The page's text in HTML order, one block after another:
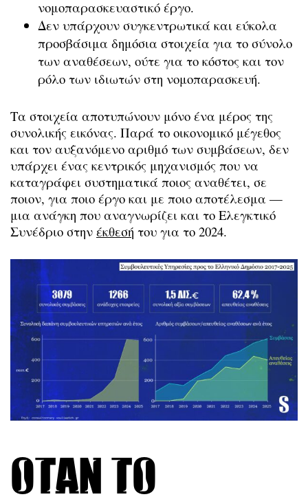
νομοπαρασκευαστικό έργο.
Δεν υπάρχουν συγκεντρωτικά και εύκολα
προσβάσιμα δημόσια στοιχεία για το σύνολο
των αναθέσεων, ούτε για το κόστος και τον
ρόλο των ιδιωτών στη νομοπαρασκευή.
Τα στοιχεία αποτυπώνουν μόνο ένα μέρος της
συνολικής εικόνας. Παρά το οικονομικό μέγεθος
και τον αυξανόμενο αριθμό των συμβάσεων, δεν
υπάρχει ένας κεντρικός μηχανισμός που να
καταγράφει συστηματικά ποιος αναθέτει, σε
ποιον, για ποιο έργο και με ποιο αποτέλεσμα —
μια ανάγκη που αναγνωρίζει και το Ελεγκτικό
Συνέδριο στην έκθεσή του για το 2024.
Όταν το